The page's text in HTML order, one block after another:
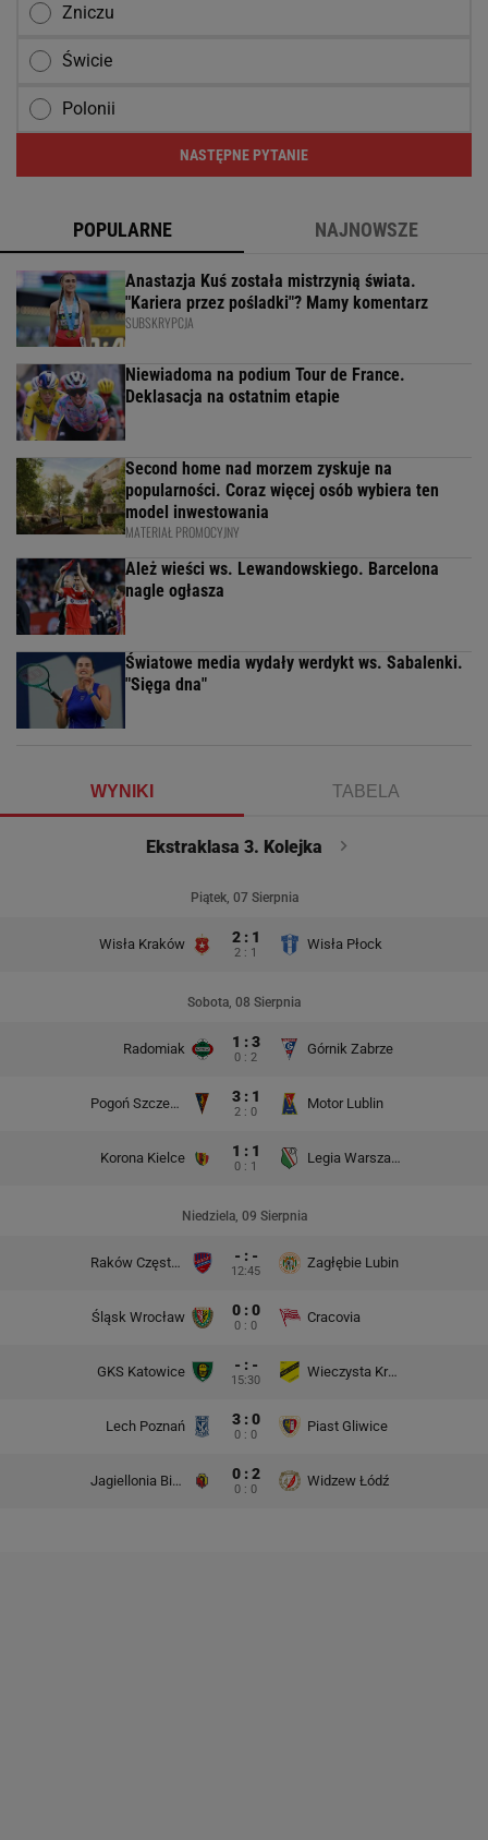
Zniczu
Świcie
Polonii
NASTĘPNE PYTANIE
POPULARNE NAJNOWSZE
Anastazja Kuś została mistrzynią świata.
"Kariera przez pośladki"? Mamy komentarz
SUBSKRYPCJA
Niewiadoma na podium Tour de France.
Deklasacja na ostatnim etapie
Second home nad morzem zyskuje na
popularności. Coraz więcej osób wybiera ten
model inwestowania
MATERIAŁ PROMOCYJNY
Ależ wieści ws. Lewandowskiego. Barcelona
nagle ogłasza
Światowe media wydały werdykt ws. Sabalenki.
"Sięga dna"
WYNIKI TABELA
Ekstraklasa 3. Kolejka
Piątek, 07 Sierpnia
Wisła Kraków 2 : 1
2 : 1
Wisła Płock
Sobota, 08 Sierpnia
Radomiak 1 : 3
0 : 2
Górnik Zabrze
Pogoń Szczecin 3 : 1
2 : 0
Motor Lublin
Korona Kielce 1 : 1
0 : 1
Legia Warszawa
Niedziela, 09 Sierpnia
Raków Częstochowa - : -
12:45
Zagłębie Lubin
Śląsk Wrocław 0 : 0
0 : 0
Cracovia
GKS Katowice - : -
15:30
Wieczysta Kraków
Lech Poznań 3 : 0
0 : 0
Piast Gliwice
Jagiellonia Białystok 0 : 2
0 : 0
Widzew Łódź